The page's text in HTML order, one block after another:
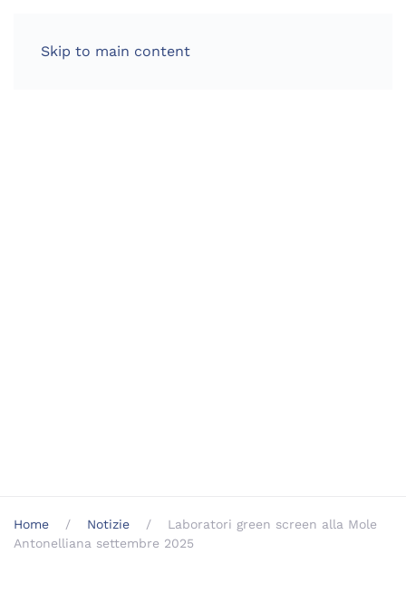
Skip to main content
Home Notizie
Laboratori green screen alla Mole
Antonelliana settembre 2025